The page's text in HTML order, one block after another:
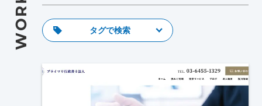
WORKS タグで検索